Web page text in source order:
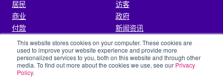
This website stores cookies on your computer. These cookies are
used to improve your website experience and provide more
personalized services to you, both on this website and through other
media. To find out more about the cookies we use, see our Privacy
Policy.
居民
访客
商业
政府
付款
新闻资讯
联系我们
城市信息
透明度